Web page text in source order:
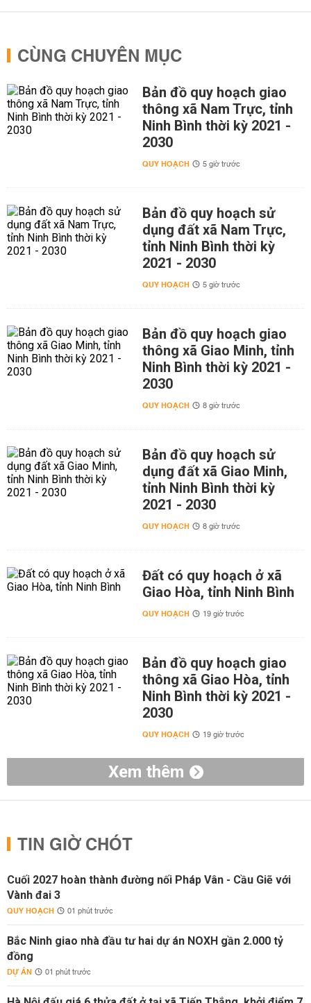
CÙNG CHUYÊN MỤC
Bản đồ quy hoạch giao
thông xã Nam Trực, tỉnh
Ninh Bình thời kỳ 2021 -
2030
QUY HOẠCH 5 giờ trước
Bản đồ quy hoạch sử
dụng đất xã Nam Trực,
tỉnh Ninh Bình thời kỳ
2021 - 2030
QUY HOẠCH 5 giờ trước
Bản đồ quy hoạch giao
thông xã Giao Minh, tỉnh
Ninh Bình thời kỳ 2021 -
2030
QUY HOẠCH 8 giờ trước
Bản đồ quy hoạch sử
dụng đất xã Giao Minh,
tỉnh Ninh Bình thời kỳ
2021 - 2030
QUY HOẠCH 8 giờ trước
Đất có quy hoạch ở xã
Giao Hòa, tỉnh Ninh Bình
QUY HOẠCH 19 giờ trước
Bản đồ quy hoạch giao
thông xã Giao Hòa, tỉnh
Ninh Bình thời kỳ 2021 -
2030
QUY HOẠCH 19 giờ trước
Xem thêm
TIN GIỜ CHÓT
Cuối 2027 hoàn thành đường nối Pháp Vân - Cầu Giẽ với
Vành đai 3
QUY HOẠCH 01 phút trước
Bắc Ninh giao nhà đầu tư hai dự án NOXH gần 2.000 tỷ
đồng
DỰ ÁN 01 phút trước